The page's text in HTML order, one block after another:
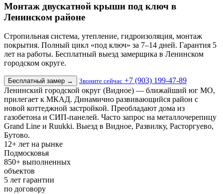
Монтаж двускатной крыши под ключ в
Ленинском районе
Стропильная система, утепление, гидроизоляция, монтаж
покрытия. Полный цикл «под ключ» за 7–14 дней. Гарантия 5
лет на работы. Бесплатный выезд замерщика в Ленинском
городском округе.
Бесплатный замер → Звоните сейчас +7 (903) 199-47-89
Ленинский городской округ (Видное) — ближайший юг МО,
прилегает к МКАД. Динамично развивающийся район с
новой коттеджной застройкой. Преобладают дома из
газобетона и СИП-панелей. Часто запрос на металлочерепицу
Grand Line и Ruukki. Выезд в Видное, Развилку, Расторгуево,
Бутово.
12+ лет на рынке
Подмосковья
850+ выполненных
объектов
5 лет гарантии
по договору